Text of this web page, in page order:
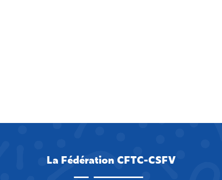
La Fédération CFTC-CSFV